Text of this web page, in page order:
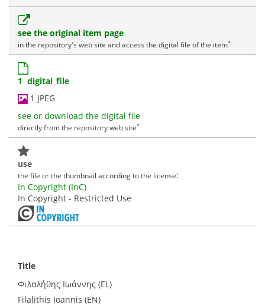
see the original item page
in the repository's web site and access the digital file of the item*
1 digital_file
1 JPEG
see or download the digital file
directly from the repository web site*
use
the file or the thumbnail according to the license:
In Copyright (InC)
In Copyright - Restricted Use
Title
Φιλαλήθης Ιωάννης (EL)
Filalithis Ioannis (EN)